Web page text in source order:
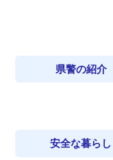
県警の紹介
安全な暮らし